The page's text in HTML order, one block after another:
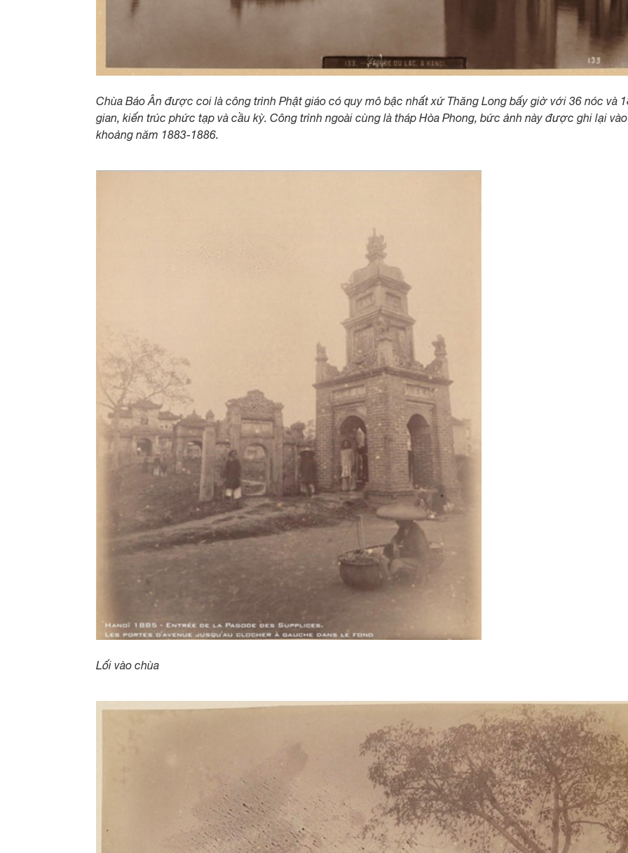
Chùa Báo Ân được coi là công trình Phật giáo có quy mô bậc nhất xứ Thăng Long bấy giờ với 36 nóc và
gian, kiến trúc phức tạp và cầu kỳ. Công trình ngoài cùng là tháp Hòa Phong, bức ảnh này được ghi lại vào
khoảng năm 1883-1886.
Lối vào chùa